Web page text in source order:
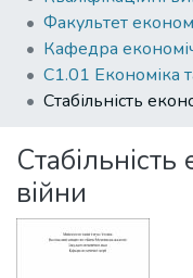
Collections
All of DSpace
війни